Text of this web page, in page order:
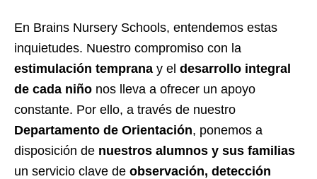
En Brains Nursery Schools, entendemos estas
inquietudes. Nuestro compromiso con la
estimulación temprana y el desarrollo integral
de cada niño nos lleva a ofrecer un apoyo
constante. Por ello, a través de nuestro
Departamento de Orientación, ponemos a
disposición de nuestros alumnos y sus familias
un servicio clave de observación, detección